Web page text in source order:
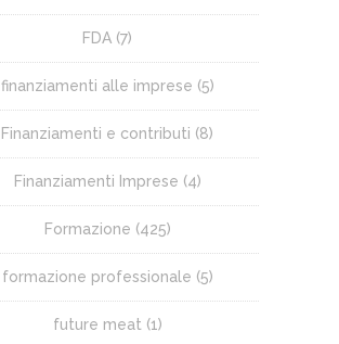
FDA (7)
finanziamenti alle imprese (5)
Finanziamenti e contributi (8)
Finanziamenti Imprese (4)
Formazione (425)
formazione professionale (5)
future meat (1)